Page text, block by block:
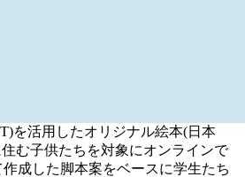
を活用したオリジナル絵本(日本
む子供たちを対象にオンラインで
成した脚本案をベースに学生たち